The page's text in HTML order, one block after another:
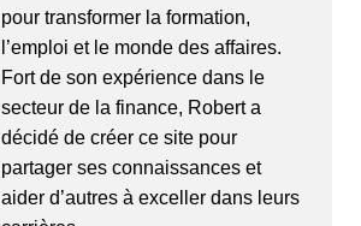
pour transformer la formation,
l’emploi et le monde des affaires.
Fort de son expérience dans le
secteur de la finance, Robert a
décidé de créer ce site pour
partager ses connaissances et
aider d’autres à exceller dans leurs